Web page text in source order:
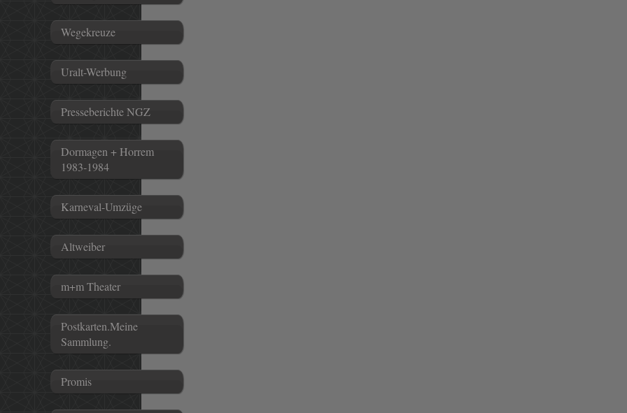
Wegekreuze
Uralt-Werbung
Presseberichte NGZ
Dormagen + Horrem
1983-1984
Karneval-Umzüge
Altweiber
m+m Theater
Postkarten.Meine
Sammlung.
Promis